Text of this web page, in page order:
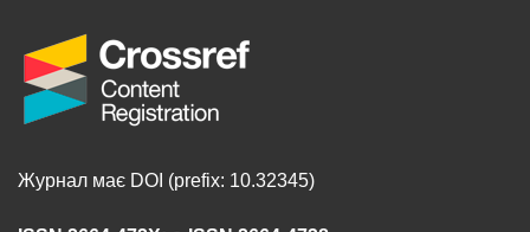
Журнал має DOI (prefix: 10.32345)